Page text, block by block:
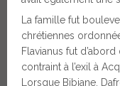
La famille fut
chrétiennes
Flavianus fut
contraint à l’exil à
Lorsque Bibiane,